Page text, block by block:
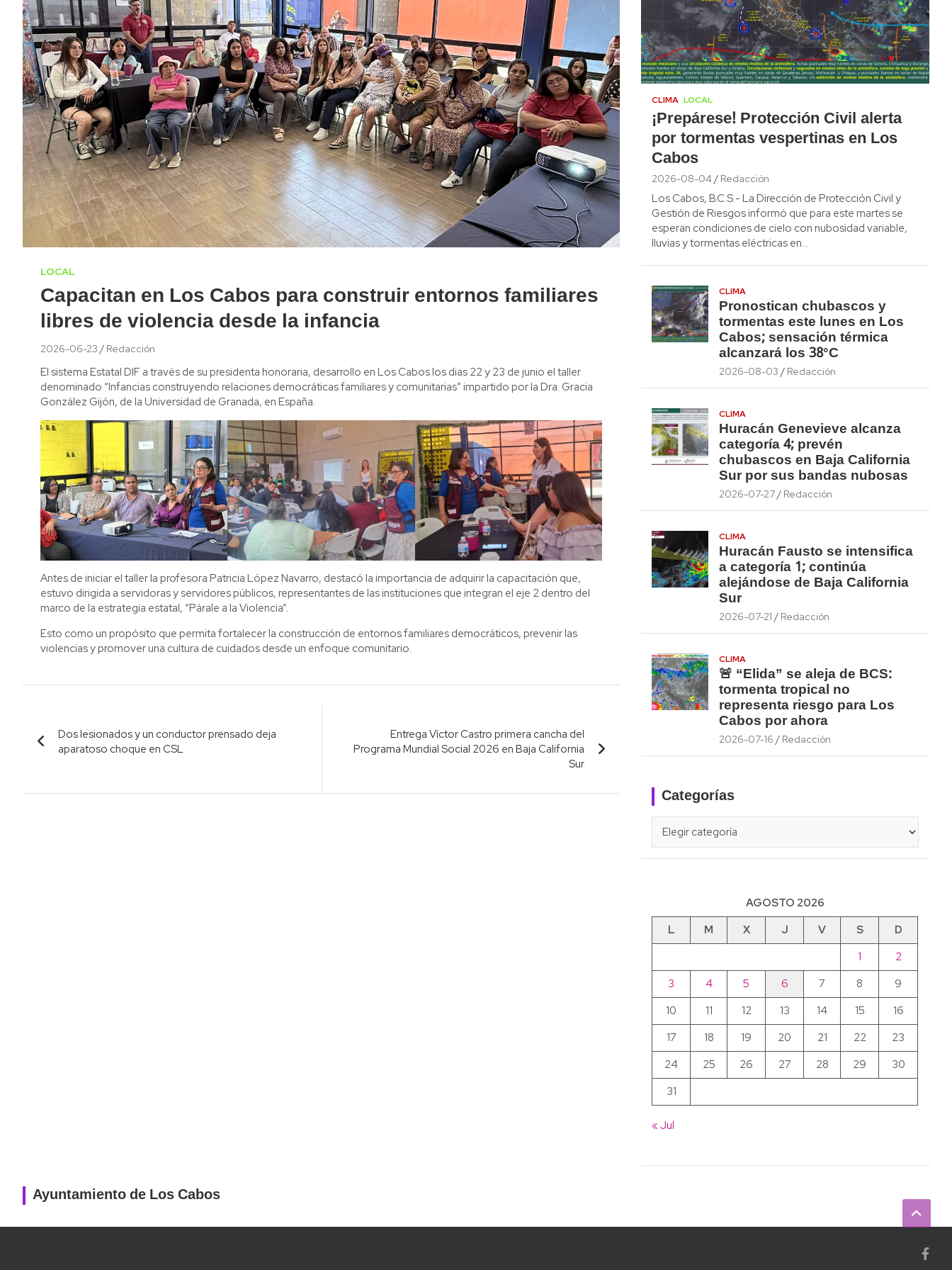
LOCAL
Capacitan en Los Cabos para construir entornos familiares
libres de violencia desde la infancia
2026-06-23 Redacción
El sistema Estatal DIF a través de su presidenta honoraria, desarrollo en Los Cabos los dias 22 y 23 de junio el taller
denominado “Infancias construyendo relaciones democráticas familiares y comunitarias” impartido por la Dra. Gracia
González Gijón, de la Universidad de Granada, en España.
Antes de iniciar el taller la profesora Patricia López Navarro, destacó la importancia de adquirir la capacitación que,
estuvo dirigida a servidoras y servidores públicos, representantes de las instituciones que integran el eje 2 dentro del
marco de la estrategia estatal, “Párale a la Violencia”.
Esto como un propósito que permita fortalecer la construcción de entornos familiares democráticos, prevenir las
violencias y promover una cultura de cuidados desde un enfoque comunitario.
Navegación
de
Dos lesionados y un conductor prensado deja
aparatoso choque en CSL
Entrega Víctor Castro primera cancha del
Programa Mundial Social 2026 en Baja California
Sur
CLIMA LOCAL
¡Prepárese! Protección Civil alerta
por tormentas vespertinas en Los
Cabos
2026-08-04 Redacción
Los Cabos, B.C.S.- La Dirección de Protección Civil y
Gestión de Riesgos informó que para este martes se
esperan condiciones de cielo con nubosidad variable,
lluvias y tormentas eléctricas en…
CLIMA
Pronostican chubascos y
tormentas este lunes en Los
Cabos; sensación térmica
alcanzará los 38°C
2026-08-03 Redacción
CLIMA
Huracán Genevieve alcanza
categoría 4; prevén
chubascos en Baja California
Sur por sus bandas nubosas
2026-07-27 Redacción
CLIMA
Huracán Fausto se intensifica
a categoría 1; continúa
alejándose de Baja California
Sur
2026-07-21 Redacción
CLIMA
🚨 “Elida” se aleja de BCS:
tormenta tropical no
representa riesgo para Los
Cabos por ahora
2026-07-16 Redacción
Categorías
AGOSTO 2026
L
M X J V S
D
1
2
3
4 5 6 7 8
9
10
11 12 13 14 15
16
17
18 19 20 21 22
23
24
25 26 27 28 29
30
31
« Jul
Ayuntamiento de Los Cabos